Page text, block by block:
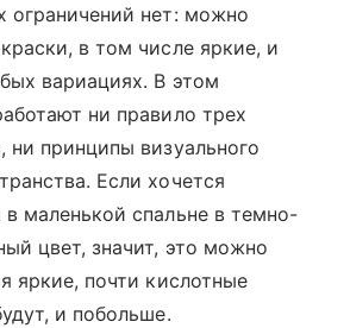
ограничений нет: можно
в том числе яркие, и
вариациях. В этом
ни правило трех
ни принципы визуального
Если хочется
маленькой спальне в темно-
цвет, значит, это можно
яркие, почти кислотные
и побольше.